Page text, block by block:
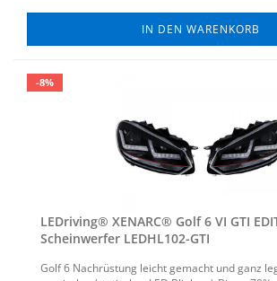
IN DEN WARENKORB
-8%
LED­ri­ving® XE­N­ARC® Golf 6 VI GTI
Schein­wer­fer LEDHL102-​​GTI
Golf 6 Nach­rüs­tung leicht ge­macht und ganz